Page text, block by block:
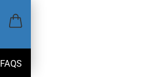
FAQS